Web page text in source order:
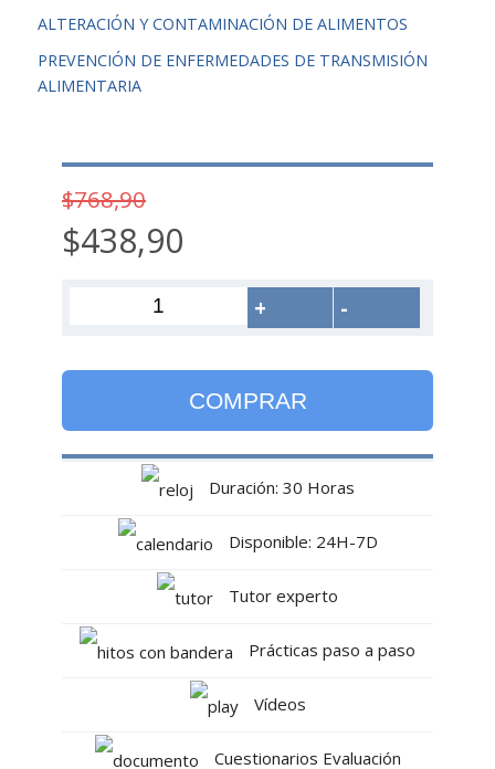
ALTERACIÓN Y CONTAMINACIÓN DE ALIMENTOS
PREVENCIÓN DE ENFERMEDADES DE TRANSMISIÓN
ALIMENTARIA
$768,90
$438,90
+ -
COMPRAR
Duración: 30 Horas
Disponible: 24H-7D
Tutor experto
Prácticas paso a paso
Vídeos
Cuestionarios Evaluación